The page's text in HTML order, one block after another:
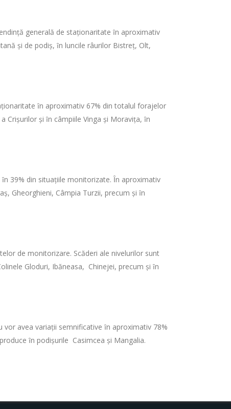
generală de staţionaritate ȋn aproximativ
şi de podiş, ȋn luncile râurilor Bistreţ, Olt,
ȋn aproximativ 67% din totalul forajelor
Crişurilor şi ȋn câmpiile Vinga şi Moraviţa, ȋn
39% din situaţiile monitorizate. Ȋn aproximativ
Gheorghieni, Câmpia Turzii, precum şi ȋn
de monitorizare. Scăderi ale nivelurilor sunt
Gloduri, Ibăneasa, Chinejei, precum şi ȋn
avea variaţii semnificative ȋn aproximativ 78%
ȋn podişurile Casimcea şi Mangalia.